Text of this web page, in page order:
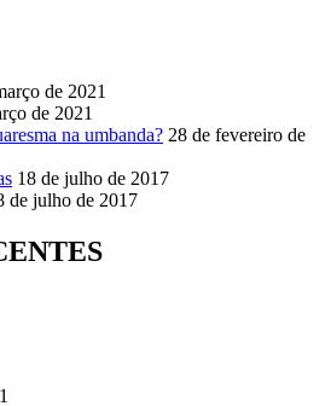
de 2021
de 2021
na umbanda? 28 de fevereiro de
18 de julho de 2017
de julho de 2017